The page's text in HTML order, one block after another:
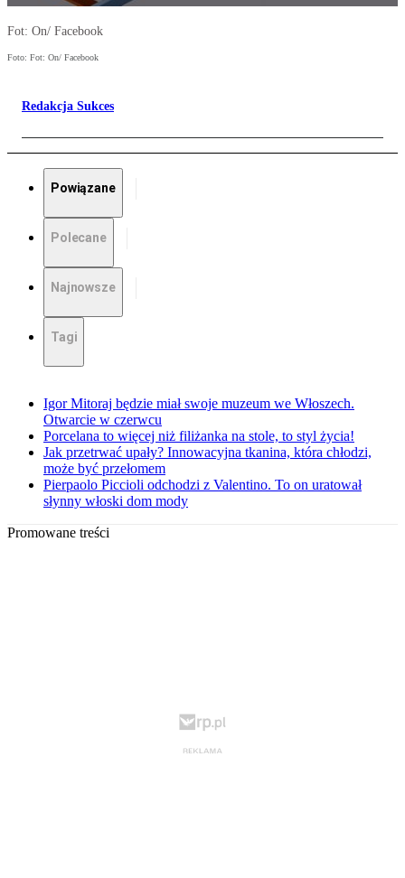
Fot: On/ Facebook
Foto: Fot: On/ Facebook
Redakcja Sukces
Powiązane
Polecane
Najnowsze
Tagi
Igor Mitoraj będzie miał swoje muzeum we Włoszech.
Otwarcie w czerwcu
Porcelana to więcej niż filiżanka na stole, to styl życia!
Jak przetrwać upały? Innowacyjna tkanina, która chłodzi,
może być przełomem
Pierpaolo Piccioli odchodzi z Valentino. To on uratował
słynny włoski dom mody
Promowane treści